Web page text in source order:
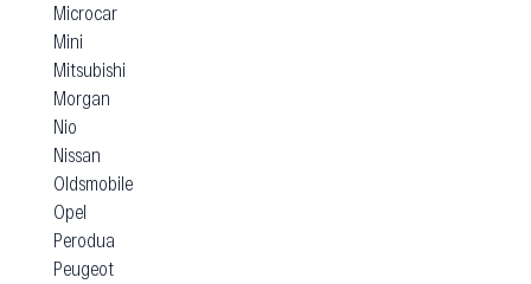
Microcar
Mini
Mitsubishi
Morgan
Nio
Nissan
Oldsmobile
Opel
Perodua
Peugeot